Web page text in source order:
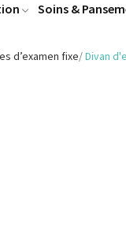
Soins &
d’examen fixe Divan